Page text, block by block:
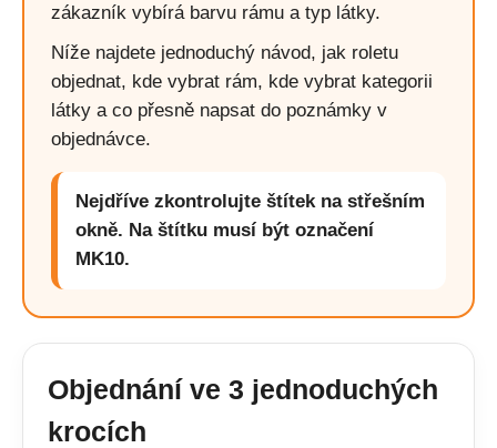
zákazník vybírá barvu rámu a typ látky.
Níže najdete jednoduchý návod, jak roletu
objednat, kde vybrat rám, kde vybrat kategorii
látky a co přesně napsat do poznámky v
objednávce.
Nejdříve zkontrolujte štítek na střešním
okně. Na štítku musí být označení
MK10.
Objednání ve 3 jednoduchých
krocích